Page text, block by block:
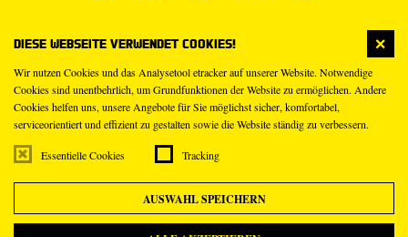
Diese Webseite verwendet Cookies!
Wir nutzen Cookies und das Analysetool etracker auf unserer Website. Notwendige
Cookies sind unentbehrlich, um Grundfunktionen der Website zu ermöglichen. Andere
Cookies helfen uns, unsere Angebote für Sie möglichst sicher, komfortabel,
serviceorientiert und effizient zu gestalten sowie die Website ständig zu verbessern.
Essentielle Cookies Tracking
AUSWAHL SPEICHERN